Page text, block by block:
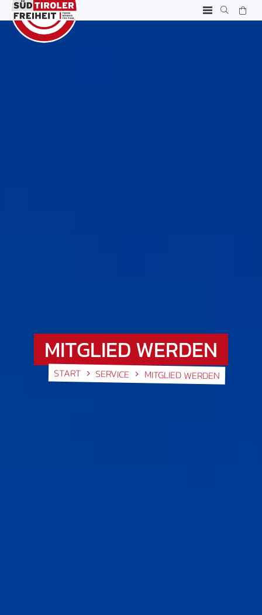
MITGLIED WERDEN
START SERVICE MITGLIED WERDEN